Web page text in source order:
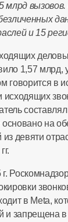
млрд
и 15
1,57
говорится в
исходящих
на
девяти
г.
в Meta,
и запрещена